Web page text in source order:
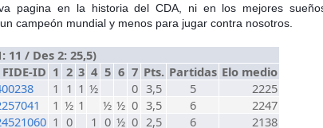
pagina en la historia del CDA, ni en los mejores
campeón mundial y menos para jugar contra nosotros.
11 / Des 2: 25,5)
FIDE-ID 1 2 3 4 5 6 7 Pts. Partidas Elo medio
1 1 1 ½ 0 3,5 5
2225
1 ½ 1 ½ ½ 0 3,5 6
2247
1 0 1 0 ½ 0 2,5 6
2138